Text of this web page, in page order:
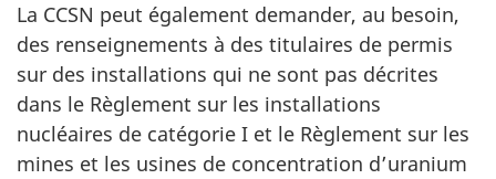
La CCSN peut également demander, au besoin,
des renseignements à des titulaires de permis
sur des installations qui ne sont pas décrites
dans le Règlement sur les installations
nucléaires de catégorie I et le Règlement sur les
mines et les usines de concentration d’uranium